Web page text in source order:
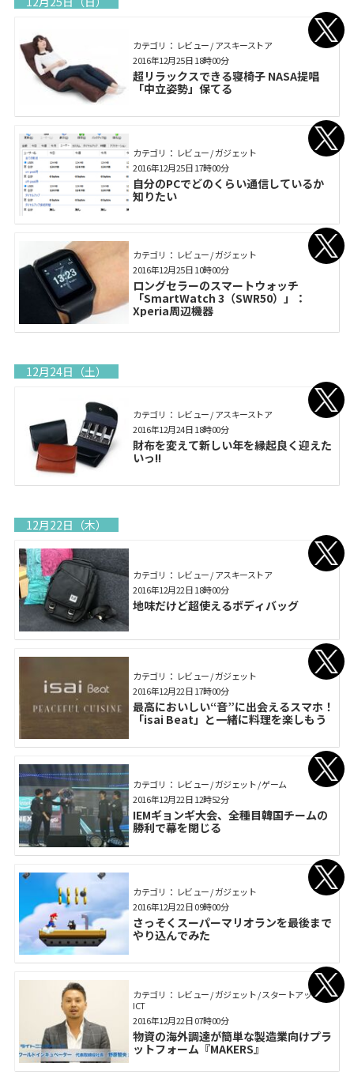
カテゴリ： レビュー / アスキーストア
超リラックスできる寝椅子 NASA提唱
「中立姿勢」保てる
2016年12月25日 18時00分
カテゴリ： レビュー / ガジェット
自分のPCでどのくらい通信しているか
知りたい
2016年12月25日 17時00分
カテゴリ： レビュー / ガジェット
ロングセラーのスマートウォッチ
「SmartWatch 3（SWR50）」：
Xperia周辺機器
2016年12月25日 10時00分
12月24日（土）
カテゴリ： レビュー / アスキーストア
財布を変えて新しい年を縁起良く迎えた
いっ!!
2016年12月24日 18時00分
12月22日（木）
カテゴリ： レビュー / アスキーストア
地味だけど超使えるボディバッグ
2016年12月22日 18時00分
カテゴリ： レビュー / ガジェット
最高においしい“音”に出会えるスマホ！
「isai Beat」と一緒に料理を楽しもう
2016年12月22日 17時00分
カテゴリ： レビュー / ガジェット / ゲーム
IEMギョンギ大会、全種目韓国チームの
勝利で幕を閉じる
2016年12月22日 12時52分
カテゴリ： レビュー / ガジェット
さっそくスーパーマリオランを最後まで
やり込んでみた
2016年12月22日 09時00分
カテゴリ： レビュー / ガジェット / スタートアップ /
ICT
物資の海外調達が簡単な製造業向けプラ
ットフォーム『MAKERS』
2016年12月22日 07時00分